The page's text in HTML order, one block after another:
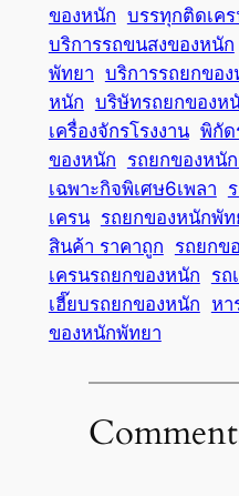
ของหนัก บรรทุกติดเค
บริการรถขนสงของหนัก
พัทยา บริการรถยกขอ
หนัก บริษัทรถยกของห
เครื่องจักรโรงงาน พิกัด
ของหนัก รถยกของหนั
เฉพาะกิจพิเศษ6เพลา
เครน รถยกของหนักพั
สินค้า ราคาถูก รถยกข
เครนรถยกของหนัก รถ
เฮี๊ยบรถยกของหนัก หา
ของหนักพัทยา